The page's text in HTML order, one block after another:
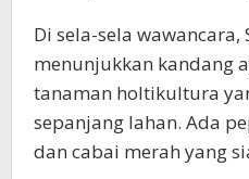
Di sela-sela wawancara,
menunjukkan kandang
tanaman holtikultura
sepanjang lahan. Ada
dan cabai merah yang